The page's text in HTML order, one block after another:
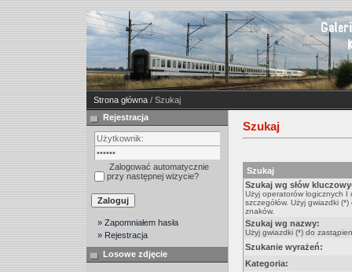
Strona główna / Szukaj
Rejestracja
Zalogować automatycznie
przy następnej wizycie?
» Zapomniałem hasła
» Rejestracja
Losowe zdjęcie
Szukaj
Szukaj
Szukaj wg słów
Użyj operatorów logicznych I
szczegółów. Użyj gwiazdki
znaków.
Szukaj wg nazwy:
Użyj gwiazdki (*) do
Szukanie wyrażeń:
Kategoria: